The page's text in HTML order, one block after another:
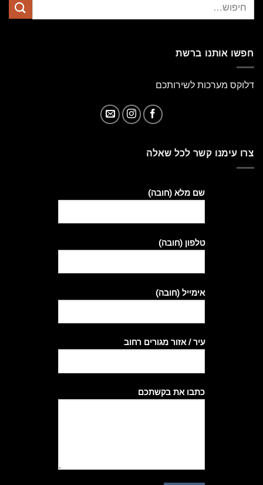
חפשו אותנו ברשת
דלוקס מערכות לשירותכם
צרו עימנו קשר לכל שאלה
שם מלא (חובה)
טלפון (חובה)
אימייל (חובה)
עיר / אזור מגורים רחוב
כתבו את בקשתכם